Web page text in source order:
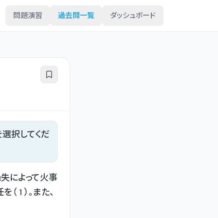
問題演習 過去問一覧 ダッシュボード
択してくだ
によって火事
1 ）。また、